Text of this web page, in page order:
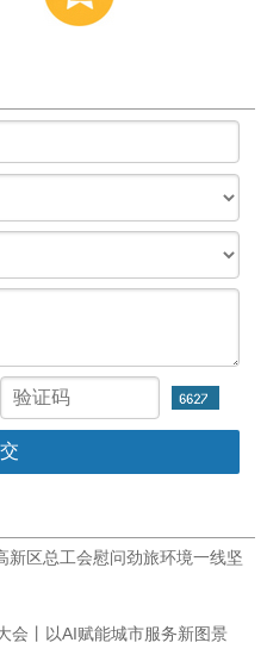
区总工会慰问劲旅环境一线坚
会丨以AI赋能城市服务新图景